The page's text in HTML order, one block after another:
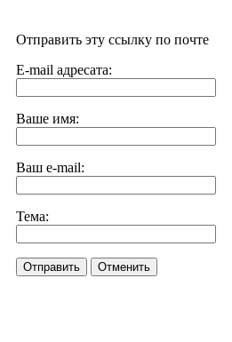
Отправить эту ссылку по почте
E-mail адресата:
Ваше имя:
Ваш e-mail:
Тема:
Отправить Отменить